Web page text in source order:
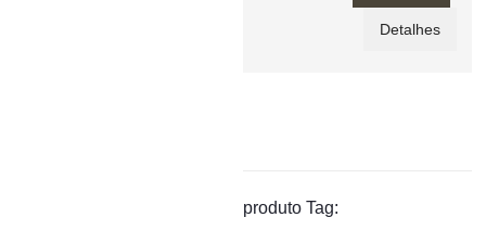
Detalhes
produto Tag: